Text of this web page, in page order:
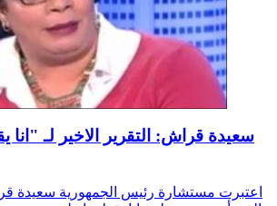
سعيدة قراش: التقرير الاخير لـ
اعتبرت مستشارة رئيس الجمهورية سعيدة